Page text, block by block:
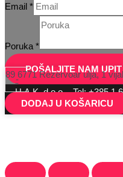
Email *
Ime
Poruka *
POŠALJITE NAM UPIT
H.A.K. d.o.o. - Tel: +385 1
Copyright ©
-
89 6771 Rezervoar ulja, 1
DODAJ U KOŠARICU